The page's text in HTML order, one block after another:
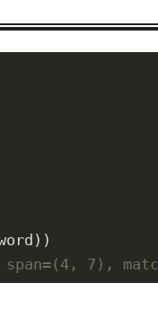
span=(4, 7),